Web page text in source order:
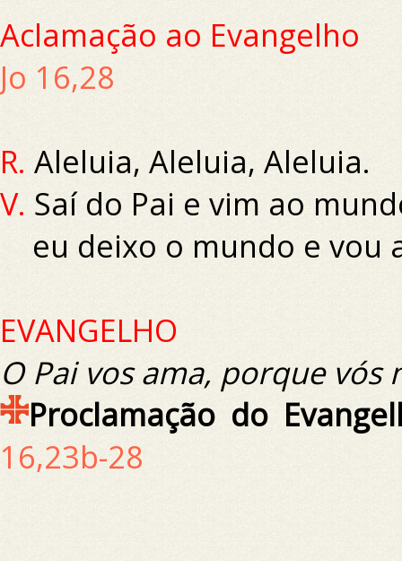
Aclamação ao Evangelho
Jo 16,28
R. Aleluia, Aleluia, Aleluia.
V. Saí do Pai e vim ao
eu deixo o mundo e vou
EVANGELHO
O Pai vos ama, porque vós
Proclamação do
16,23b-28